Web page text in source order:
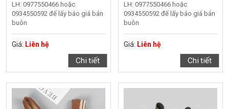
LH: 0977550466 hoặc
0934550592 để lấy báo giá bán
buôn
Giá: Liên hệ
Chi tiết
LH: 0977550466 hoặc
0934550592 để lấy báo giá bán
buôn
Giá: Liên hệ
Chi tiết